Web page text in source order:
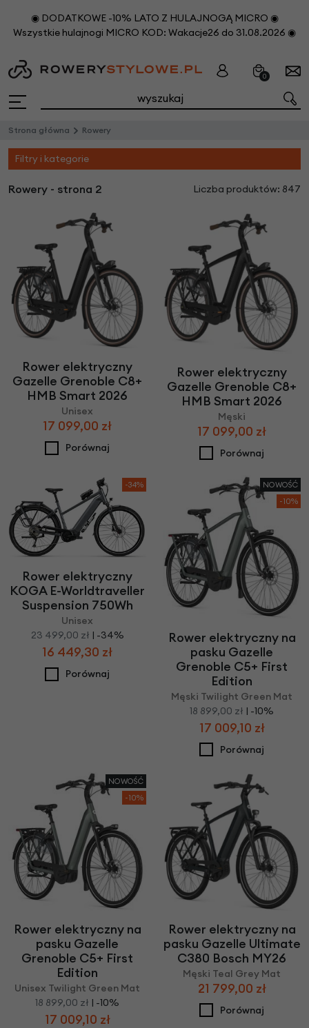
◉ DODATKOWE -10% LATO Z HULAJNOGĄ MICRO ◉
Wszystkie hulajnogi MICRO KOD: Wakacje26 do 31.08.2026 ◉
0
Strona główna Rowery
Filtry i kategorie
Rowery - strona 2 Liczba produktów: 847
Rower elektryczny
Gazelle Grenoble C8+
HMB Smart 2026
Unisex
17 099,00 zł
Porównaj
Rower elektryczny
Gazelle Grenoble C8+
HMB Smart 2026
Męski
17 099,00 zł
Porównaj
-34%
Rower elektryczny
KOGA E-Worldtraveller
Suspension 750Wh
Unisex
23 499,00 zł | -34%
16 449,30 zł
Porównaj
NOWOŚĆ
-10%
Rower elektryczny na
pasku Gazelle
Grenoble C5+ First
Edition
Męski Twilight Green Mat
18 899,00 zł | -10%
17 009,10 zł
Porównaj
NOWOŚĆ
-10%
Rower elektryczny na
pasku Gazelle
Grenoble C5+ First
Edition
Unisex Twilight Green Mat
18 899,00 zł | -10%
17 009,10 zł
Rower elektryczny na
pasku Gazelle Ultimate
C380 Bosch MY26
Męski Teal Grey Mat
21 799,00 zł
Porównaj